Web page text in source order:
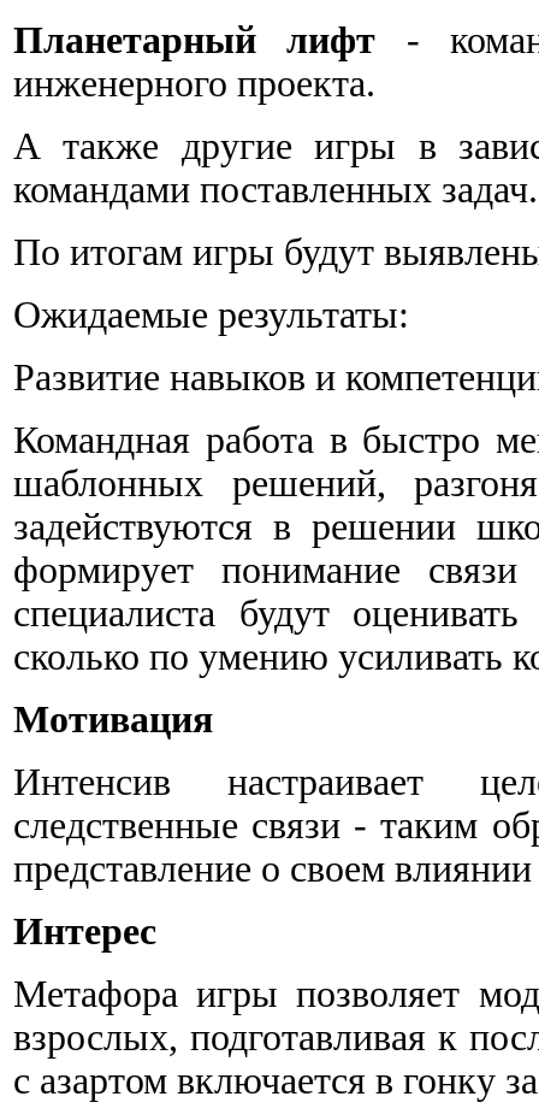
Планетарный лифт -
инженерного проекта.
А также другие игры в
командами поставленных задач.
По итогам игры будут
Ожидаемые результаты:
Развитие навыков и
Командная работа в быстро
шаблонных решений,
задействуются в решении
формирует понимание
специалиста будут
сколько по умению усиливать
Мотивация
Интенсив настраивает
следственные связи - таким
представление о своем
Интерес
Метафора игры позволяет
взрослых, подготавливая к
с азартом включается в гонку